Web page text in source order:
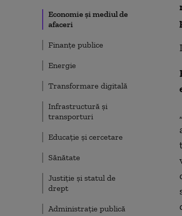
Economie și mediul de
afaceri
Finanțe publice
Energie
Transformare digitală
Infrastructură și
transporturi
Educație și cercetare
Sănătate
Justiție și statul de
drept
Administrație publică